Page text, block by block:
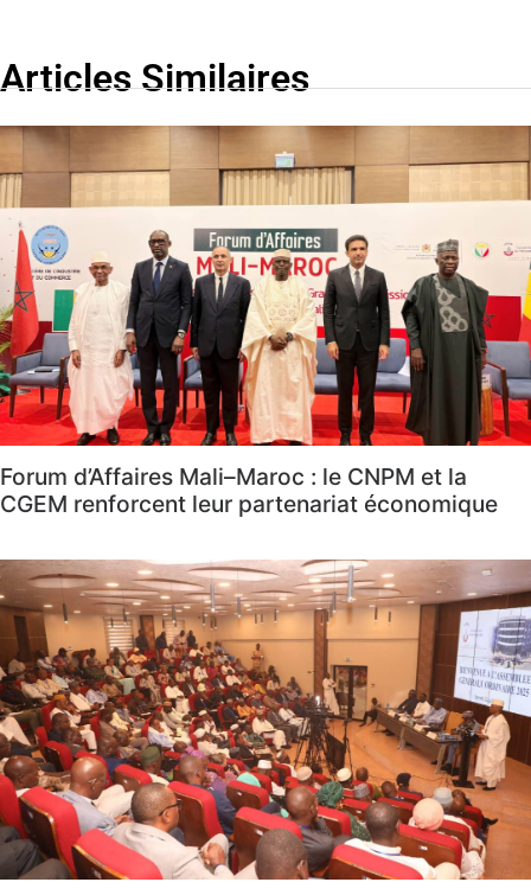
Articles Similaires
Forum d’Affaires Mali–Maroc : le CNPM et la
CGEM renforcent leur partenariat économique